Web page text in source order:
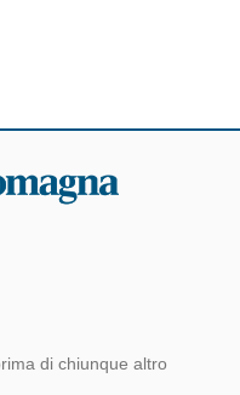
di chiunque altro